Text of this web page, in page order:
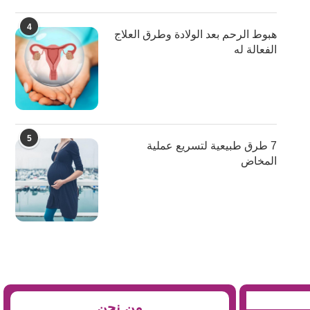
4
هبوط الرحم بعد الولادة وطرق العلاج
الفعالة له
5
7 طرق طبيعية لتسريع عملية
المخاض
من نحن